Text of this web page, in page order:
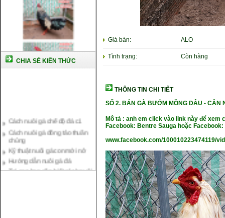
CHIA SẺ KIẾN THỨC
chủng
Kỹ thuật nuôi gà con mới nở
Hướng dẫn nuôi gà đá
Tại sao bạn cần biết cách nuôi
gà chọi ?
Cách điều trị bệnh sổ mũi cho
Giá bán: ALO
Tình trạng: Còn hàng
THÔNG TIN CHI TIẾT
SỐ 2. BÁN GÀ BƯỚM MỒNG DÂU - CÂN
Mô tả : anh em click vào link này để
Facebook: Bentre Sauga hoặc Facebook:
www.facebook.com/100010223474119/